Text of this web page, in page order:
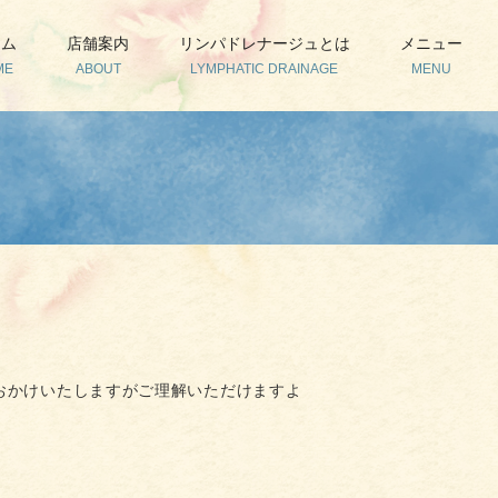
店舗案内
ABOUT
リンパドレナージュとは
LYMPHATIC DRAINAGE
メニュー
MENU
けいたしますがご理解いただけますよ